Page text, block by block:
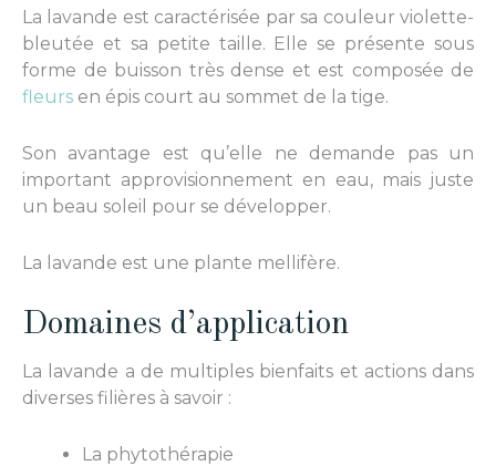
La lavande est caractérisée par sa couleur violette-
bleutée et sa petite taille. Elle se présente sous
forme de buisson très dense et est composée de
fleurs en épis court au sommet de la tige.
Son avantage est qu’elle ne demande pas un
important approvisionnement en eau, mais juste
un beau soleil pour se développer.
La lavande est une plante mellifère.
Domaines d’application
La lavande a de multiples bienfaits et actions dans
diverses filières à savoir :
La phytothérapie